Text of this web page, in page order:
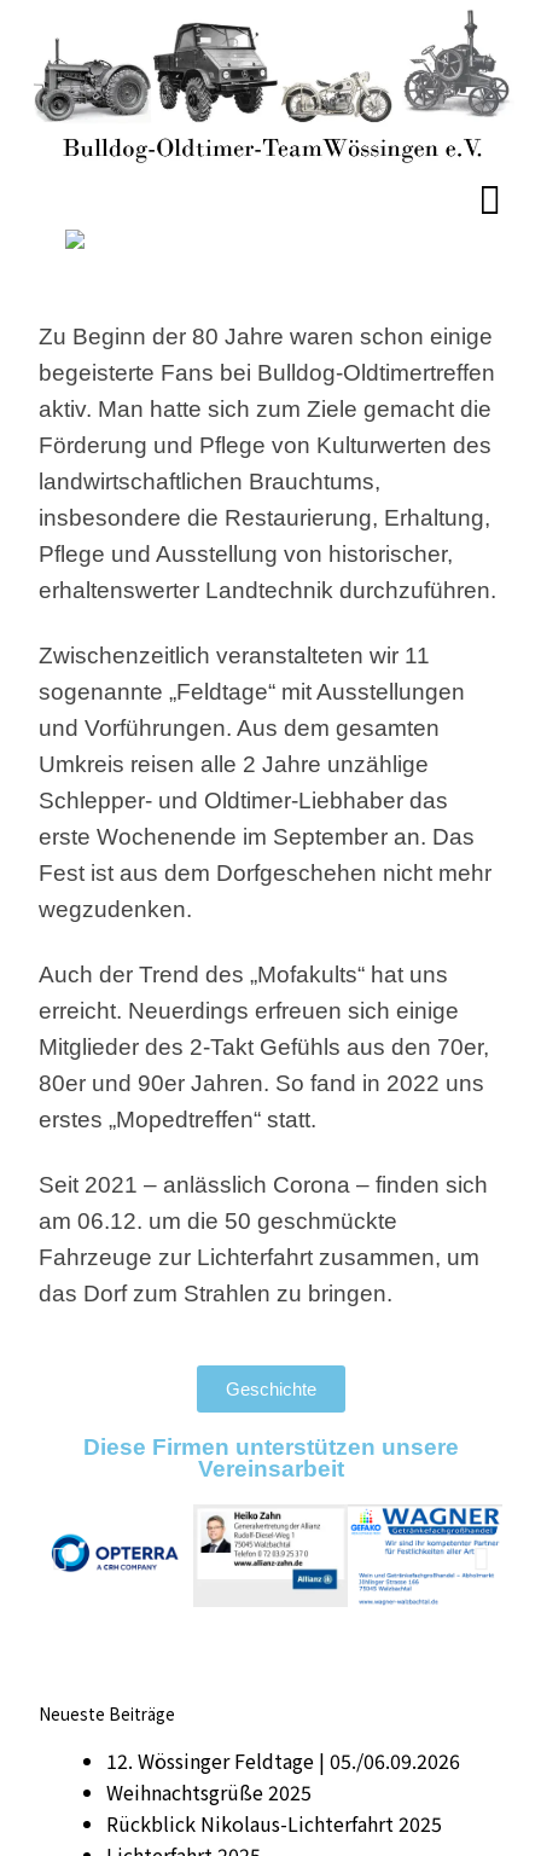
Zu Beginn der 80 Jahre waren schon einige
begeisterte Fans bei Bulldog-Oldtimertreffen
aktiv. Man hatte sich zum Ziele gemacht die
Förderung und Pflege von Kulturwerten des
landwirtschaftlichen Brauchtums,
insbesondere die Restaurierung, Erhaltung,
Pflege und Ausstellung von historischer,
erhaltenswerter Landtechnik durchzuführen.
Zwischenzeitlich veranstalteten wir 11
sogenannte „Feldtage“ mit Ausstellungen
und Vorführungen. Aus dem gesamten
Umkreis reisen alle 2 Jahre unzählige
Schlepper- und Oldtimer-Liebhaber das
erste Wochenende im September an. Das
Fest ist aus dem Dorfgeschehen nicht mehr
wegzudenken.
Auch der Trend des „Mofakults“ hat uns
erreicht. Neuerdings erfreuen sich einige
Mitglieder des 2-Takt Gefühls aus den 70er,
80er und 90er Jahren. So fand in 2022 uns
erstes „Mopedtreffen“ statt.
Seit 2021 – anlässlich Corona – finden sich
am 06.12. um die 50 geschmückte
Fahrzeuge zur Lichterfahrt zusammen, um
das Dorf zum Strahlen zu bringen.
Geschichte
Diese Firmen unterstützen unsere
Vereinsarbeit
Neueste Beiträge
12. Wössinger Feldtage | 05./06.09.2026
Weihnachtsgrüße 2025
Rückblick Nikolaus-Lichterfahrt 2025